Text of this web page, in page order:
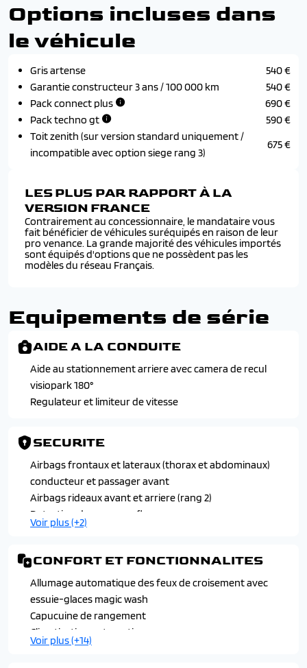
Options incluses dans
le véhicule
Gris artense
540 €
Garantie constructeur 3 ans / 100 000 km
540 €
Pack connect plus
690 €
Pack techno gt
590 €
Toit zenith (sur version standard uniquement /
incompatible avec option siege rang 3)
675 €
LES PLUS PAR RAPPORT À LA
VERSION FRANCE
Contrairement au concessionnaire, le mandataire vous
fait bénéficier de véhicules suréquipés en raison de leur
pro venance. La grande majorité des véhicules importés
sont équipés d'options que ne possèdent pas les
modèles du réseau Français.
Equipements de série
AIDE A LA CONDUITE
Aide au stationnement arriere avec camera de recul
visiopark 180°
Regulateur et limiteur de vitesse
SECURITE
Airbags frontaux et lateraux (thorax et abdominaux)
conducteur et passager avant
Airbags rideaux avant et arriere (rang 2)
Detection de sous-gonflage
Esp (abs+afu+esc+asr) avec aide au demarrage en cote
Verrouillage centralise de tous les ouvrants
Voir plus (+2)
CONFORT ET FONCTIONNALITES
Allumage automatique des feux de croisement avec
essuie-glaces magic wash
Capucuine de rangement
Climatisation automatique
Console centrale haute avec rangements
Voir plus (+14)